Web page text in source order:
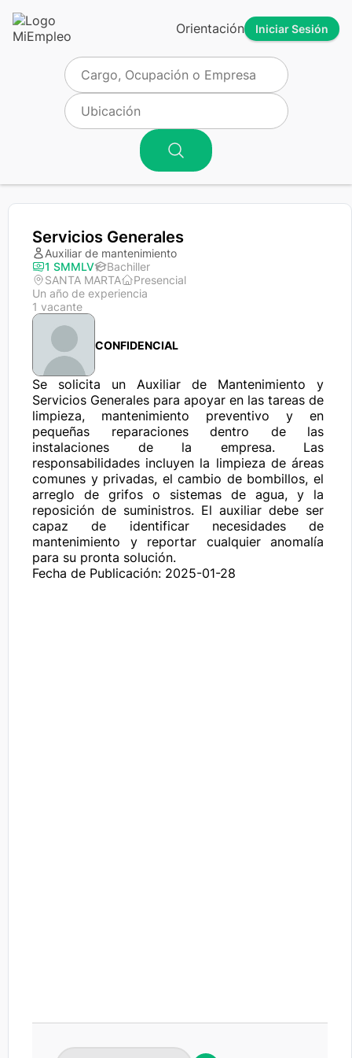
Orientación Iniciar Sesión
Servicios Generales
Auxiliar de mantenimiento
1 SMMLV
Bachiller
SANTA MARTA
Presencial
Un año de experiencia
1 vacante
CONFIDENCIAL
Se solicita un Auxiliar de Mantenimiento y
Servicios Generales para apoyar en las tareas de
limpieza, mantenimiento preventivo y en
pequeñas reparaciones dentro de las
instalaciones de la empresa. Las
responsabilidades incluyen la limpieza de áreas
comunes y privadas, el cambio de bombillos, el
arreglo de grifos o sistemas de agua, y la
reposición de suministros. El auxiliar debe ser
capaz de identificar necesidades de
mantenimiento y reportar cualquier anomalía
para su pronta solución.
Fecha de Publicación: 2025-01-28